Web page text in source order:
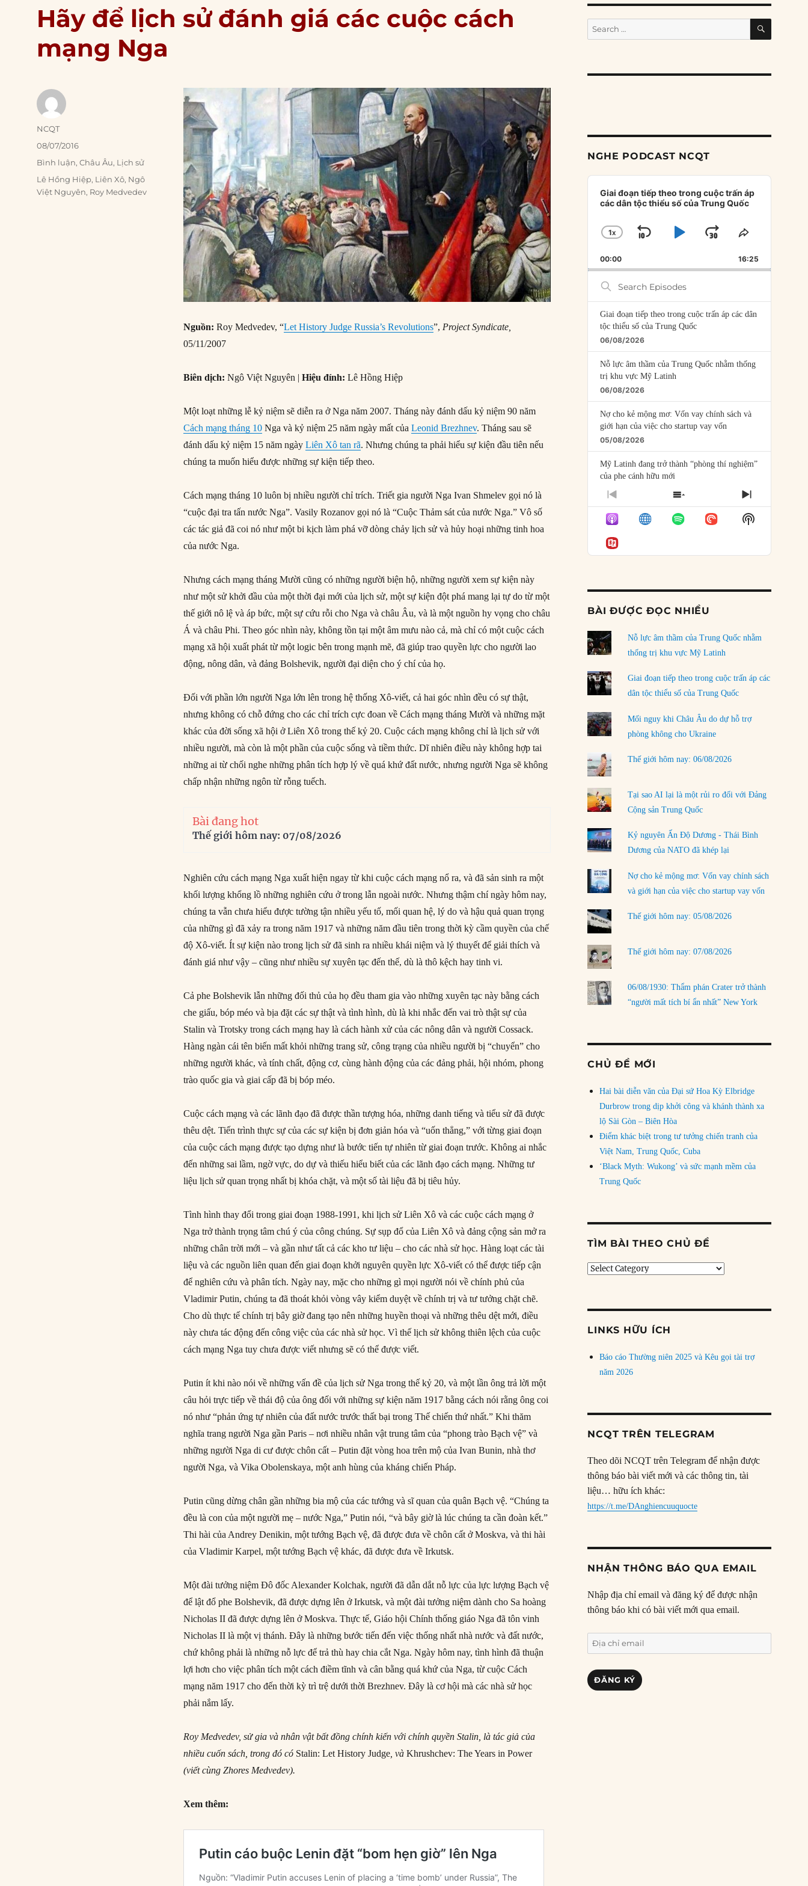
Hãy để lịch sử đánh giá các cuộc cách
mạng Nga
Nguồn:Roy Medvedev, “Let History Judge Russia’s Revolutions”, Project Syndicate,
05/11/2007
Biên dịch:Ngô Việt Nguyên |Hiệu đính: Lê Hồng Hiệp
Một loạt những lễ kỷ niệm sẽ diễn ra ở Nga năm 2007. Tháng này đánh dấu kỷ niệm 90 năm
Cách mạng tháng 10 Nga và kỷ niệm 25 năm ngày mất củaLeonid Brezhnev. Tháng sau sẽ
đánh dấu kỷ niệm 15 năm ngàyLiên Xô tan rã. Nhưng chúng ta phải hiểu sự kiện đầu tiên nếu
chúng ta muốn hiểu được những sự kiện tiếp theo.
Cách mạng tháng 10 luôn bị nhiều người chỉ trích. Triết gia người Nga Ivan Shmelev gọi nó là
“cuộc đại tra tấn nước Nga”. Vasily Rozanov gọi nó là “Cuộc Thảm sát của nước Nga.” Vô số
các tác giả đã coi nó như một bi kịch làm phá vỡ dòng chảy lịch sử và hủy hoại những tinh hoa
của nước Nga.
Nhưng cách mạng tháng Mười cũng có những người biện hộ, những người xem sự kiện này
như một sử khởi đầu của một thời đại mới của lịch sử, một sự kiện đột phá mang lại tự do từ một
thế giới nô lệ và áp bức, một sự cứu rỗi cho Nga và châu Âu, và là một nguồn hy vọng cho châu
Á và châu Phi. Theo góc nhìn này, không tồn tại một âm mưu nào cả, mà chỉ có một cuộc cách
mạng xã hội xuất phát từ một logic bên trong mạnh mẽ, đã giúp trao quyền lực cho người lao
động, nông dân, và đảng Bolshevik, người đại diện cho ý chí của họ.
Đối với phần lớn người Nga lớn lên trong hệ thống Xô-viết, cả hai góc nhìn đều có sự thật,
nhưng không có chỗ đứng cho các chỉ trích cực đoan về Cách mạng tháng Mười và những mặt
khác của đời sống xã hội ở Liên Xô trong thế kỷ 20. Cuộc cách mạng không chỉ là lịch sử với
nhiều người, mà còn là một phần của cuộc sống và tiềm thức. Dĩ nhiên điều này không hợp tai
những ai từ chối nghe những phân tích hợp lý về quá khứ đất nước, nhưng người Nga sẽ không
chấp nhận những ngôn từ rỗng tuếch.
Bài đang hot
Thế giới hôm nay: 07/08/2026
Nghiên cứu cách mạng Nga xuất hiện ngay từ khi cuộc cách mạng nổ ra, và đã sản sinh ra một
khối lượng khổng lồ những nghiên cứu ở trong lẫn ngoài nước. Nhưng thậm chí ngày hôm nay,
chúng ta vẫn chưa hiểu được tường tận nhiều yếu tố, mối quan hệ, lý do và hậu quả quan trọng
của những gì đã xảy ra trong năm 1917 và những năm đầu tiên trong thời kỳ cầm quyền của chế
độ Xô-viết. Ít sự kiện nào trong lịch sử đã sinh ra nhiều khái niệm và lý thuyết để giải thích và
đánh giá như vậy – cũng như nhiều sự xuyên tạc đến thế, dù là thô kệch hay tinh vi.
Cả phe Bolshevik lẫn những đối thủ của họ đều tham gia vào những xuyên tạc này bằng cách
che giấu, bóp méo và bịa đặt các sự thật và tình hình, dù là khi nhắc đến vai trò thật sự của
Stalin và Trotsky trong cách mạng hay là cách hành xử của các nông dân và người Cossack.
Hàng ngàn cái tên biến mất khỏi những trang sử, công trạng của nhiều người bị “chuyển” cho
những người khác, và tính chất, động cơ, cùng hành động của các đảng phải, hội nhóm, phong
trào quốc gia và giai cấp đã bị bóp méo.
Cuộc cách mạng và các lãnh đạo đã được thần tượng hóa, những danh tiếng và tiểu sử đã được
thêu dệt. Tiến trình thực sự của các sự kiện bị đơn giản hóa và “uốn thẳng,” với từng giai đoạn
của cuộc cách mạng được tạo dựng như là bước tiến tự nhiên từ giai đoạn trước. Không ai nhắc
đến những sai lầm, ngờ vực, do dự và thiếu hiểu biết của các lãnh đạo cách mạng. Những tư
liệu lịch sử quan trọng nhất bị khóa chặt, và một số tài liệu đã bị tiêu hủy.
Tình hình thay đổi trong giai đoạn 1988-1991, khi lịch sử Liên Xô và các cuộc cách mạng ở
Nga trở thành trọng tâm chú ý của công chúng. Sự sụp đổ của Liên Xô và đảng cộng sản mở ra
những chân trời mới – và gần như tất cả các kho tư liệu – cho các nhà sử học. Hàng loạt các tài
liệu và các nguồn liên quan đến giai đoạn khởi nguyên quyền lực Xô-viết có thể được tiếp cận
để nghiên cứu và phân tích. Ngày nay, mặc cho những gì mọi người nói về chính phủ của
Vladimir Putin, chúng ta đã thoát khỏi vòng vây kiểm duyệt về chính trị và tư tưởng chặt chẽ.
Cho dù thực tế chính trị bây giờ đang tạo nên những huyền thoại và những thêu dệt mới, điều
này chưa tác động đến công việc của các nhà sử học. Vì thế lịch sử không thiên lệch của cuộc
cách mạng Nga tuy chưa được viết nhưng sẽ có thể được viết.
Putin ít khi nào nói về những vấn đề của lịch sử Nga trong thế kỷ 20, và một lần ông trả lời một
câu hỏi trực tiếp về thái độ của ông đối với những sự kiện năm 1917 bằng cách nói rằng ông coi
nó như “phản ứng tự nhiên của đất nước trước thất bại trong Thế chiến thứ nhất.” Khi thăm
nghĩa trang người Nga gần Paris – nơi nhiều nhân vật trung tâm của “phong trào Bạch vệ” và
những người Nga di cư được chôn cất – Putin đặt vòng hoa trên mộ của Ivan Bunin, nhà thơ
người Nga, và Vika Obolenskaya, một anh hùng của kháng chiến Pháp.
Putin cũng dừng chân gần những bia mộ của các tướng và sĩ quan của quân Bạch vệ. “Chúng ta
đều là con của một người mẹ – nước Nga,” Putin nói, “và bây giờ là lúc chúng ta cần đoàn kết.”
Thi hài của Andrey Denikin, một tướng Bạch vệ, đã được đưa về chôn cất ở Moskva, và thi hài
của Vladimir Karpel, một tướng Bạch vệ khác, đã được đưa về Irkutsk.
Một đài tưởng niệm Đô đốc Alexander Kolchak, người đã dẫn dắt nỗ lực của lực lượng Bạch vệ
để lật đổ phe Bolshevik, đã được dựng lên ở Irkutsk, và một đài tưởng niệm dành cho Sa hoàng
Nicholas II đã được dựng lên ở Moskva. Thực tế, Giáo hội Chính thống giáo Nga đã tôn vinh
Nicholas II là một vị thánh. Đây là những bước tiến đến việc thống nhất nhà nước và đất nước,
chứ không phải là những nỗ lực để trả thù hay chia cắt Nga. Ngày hôm nay, tình hình đã thuận
lợi hơn cho việc phân tích một cách điềm tĩnh và cân bằng quá khứ của Nga, từ cuộc Cách
mạng năm 1917 cho đến thời kỳ trì trệ dưới thời Brezhnev. Đây là cơ hội mà các nhà sử học
phải nắm lấy.
Roy Medvedev, sử gia và nhân vật bất đồng chính kiến với chính quyền Stalin, là tác giả của
nhiều cuốn sách, trong đó có Stalin: Let History Judge , vàKhrushchev: The Years in Power
(viết cùng Zhores Medvedev).
Xem thêm:
Author
NCQT
Posted
on
08/07/2016
Categories
Bình luận,Châu Âu, Lịch sử
Tags
Lê Hồng Hiệp, Liên Xô, Ngô
Việt Nguyên, Roy Medvedev
Search
for:
SEARCH
NGHE PODCAST NCQT
Audio
Player
Giai đoạn tiếp theo trong cuộc trấn áp
các dân tộc thiểu số của Trung Quốc
CHANGE
RATE
1X
SKIP
BACKWARD
PLAYJUMP
FORWARD
SHARE
EPISODE
00:00 16:25
Search
Episodes
Giai đoạn tiếp theo trong cuộc trấn áp các dân
tộc thiểu số của Trung Quốc
06/08/2026
Nỗ lực âm thầm của Trung Quốc nhằm thống
trị khu vực Mỹ Latinh
06/08/2026
Nợ cho kẻ mộng mơ: Vốn vay chính sách và
giới hạn của việc cho startup vay vốn
05/08/2026
Mỹ Latinh đang trở thành “phòng thí nghiệm”
của phe cánh hữu mới
04/08/2026
Tại sao Trung Quốc phủ nhận cuộc gặp với
Ngoại trưởng Nhật Bản?
04/08/2026
03/08/2026
Đặt cược vào thất bại: Các quỹ đầu tư mạo
rủi ro
02/08/2026
Làm thế nào để kết thúc Chiến tranh Iran?
01/08/2026
Chiến lược kế tiếp của Bắc Kinh ở Biển Đông
31/07/2026
Trật tự thế giới mới: Các nước nhỏ sẽ luôn
phải chịu đựng?
30/07/2026
LOAD MORE
PREVIOUS
EPISODE
SHOW
EPISODES
LIST
NEXT
EPISODE
Show
Podcast
BÀI ĐƯỢC ĐỌC NHIỀU
Nỗ lực âm thầm của Trung Quốc nhằm
thống trị khu vực Mỹ Latinh
Giai đoạn tiếp theo trong cuộc trấn áp các
dân tộc thiểu số của Trung Quốc
Mối nguy khi Châu Âu do dự hỗ trợ
phòng không cho Ukraine
Thế giới hôm nay: 06/08/2026
Tại sao AI lại là một rủi ro đối với Đảng
Cộng sản Trung Quốc
Kỷ nguyên Ấn Độ Dương - Thái Bình
Dương của NATO đã khép lại
Nợ cho kẻ mộng mơ: Vốn vay chính sách
và giới hạn của việc cho startup vay vốn
Thế giới hôm nay: 05/08/2026
Thế giới hôm nay: 07/08/2026
06/08/1930: Thẩm phán Crater trở thành
“người mất tích bí ẩn nhất” New York
CHỦ ĐỀ MỚI
Hai bài diễn văn của Đại sứ Hoa Kỳ Elbridge
Durbrow trong dịp khởi công và khánh thành xa
lộ Sài Gòn – Biên Hòa
Điểm khác biệt trong tư tưởng chiến tranh của
Việt Nam, Trung Quốc, Cuba
‘Black Myth: Wukong’ và sức mạnh mềm của
Trung Quốc
TÌM BÀI THEO CHỦ ĐỀ
Tìm
chủ
LINKS HỮU ÍCH
Báo cáo Thường niên 2025 và Kêu gọi tài trợ
năm 2026
NCQT TRÊN TELEGRAM
Theo dõi NCQT trên Telegram để nhận được
thông báo bài viết mới và các thông tin, tài
liệu… hữu ích khác:
https://t.me/DAnghiencuuquocte
NHẬN THÔNG BÁO QUA EMAIL
Nhập địa chỉ email và đăng ký để được nhận
thông báo khi có bài viết mới qua email.
Địa
chỉ
email
ĐĂNG KÝ